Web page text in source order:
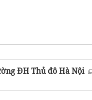
ĐH Thủ đô Hà Nội